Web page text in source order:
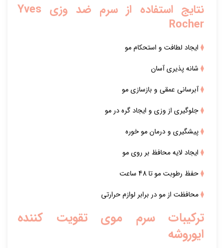
نتایج استفاده از سرم ضد وزی Yves
Rocher
⧫ ایجاد لطافت و استحکام مو
⧫ شانه پذیری آسان
⧫آبرسانی عمقی و بازسازی مو
⧫جلوگیری از وزی و ایجاد گره در مو
⧫پیشگیری و درمان مو خوره
⧫ ایجاد لایه محافظ بر روی مو
⧫حفظ رطوبت مو تا 48 ساعت
⧫محافظت از مو در برابر لوازم حرارتی
ترکیبات سرم موی تقویت کننده
ایوروشه